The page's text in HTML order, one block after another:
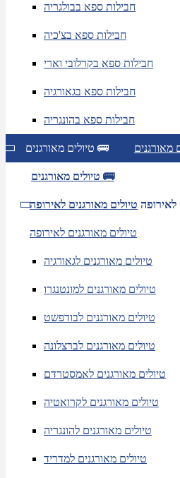
חבילות ספא בבולגריה
חבילות ספא בצ'כיה
חבילות ספא בקרלובי וארי
חבילות ספא בגאורגיה
חבילות ספא בהונגריה
טיולים מאורגנים 🚌
טיולים מאורגנים 🚌
לאירופה טיולים מאורגנים לאירופה
טיולים מאורגנים לאירופה
טיולים מאורגנים לגאורגיה
טיולים מאורגנים למונטנגרו
טיולים מאורגנים לבודפשט
טיולים מאורגנים לברצלונה
טיולים מאורגנים לאמסטרדם
טיולים מאורגנים לקרואטיה
טיולים מאורגנים להונגריה
טיולים מאורגנים למדריד